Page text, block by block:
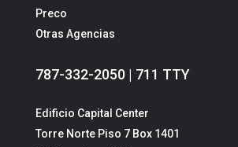
Preco
Otras Agencias
787-332-2050 | 711 TTY
Edificio Capital Center
Torre Norte Piso 7 Box 1401